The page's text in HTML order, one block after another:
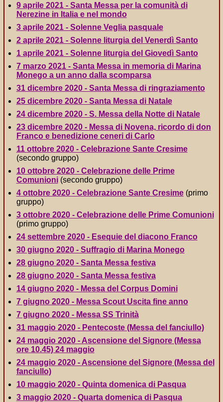
9 aprile 2021 - Santa Messa per la comunità di
Nerezine in Italia e nel mondo
3 aprile 2021 - Solenne Veglia pasquale
2 aprile 2021 - Solenne liturgia del Venerdì Santo
1 aprile 2021 - Solenne liturgia del Giovedì Santo
7 marzo 2021 - Santa Messa in memoria di Marina
Monego a un anno dalla scomparsa
31 dicembre 2020 - Santa Messa di ringraziamento
25 dicembre 2020 - Santa Messa di Natale
24 dicembre 2020 - S. Messa della Notte di Natale
23 dicembre 2020 - Messa di Novena, ricordo di don
Franco e benedizione ceneri di Carlo
11 ottobre 2020 - Celebrazione Sante Cresime
(secondo gruppo)
10 ottobre 2020 - Celebrazione delle Prime
Comunioni(secondo gruppo)
4 ottobre 2020 - Celebrazione Sante Cresime(primo
gruppo)
3 ottobre 2020 - Celebrazione delle Prime Comunioni
(primo gruppo)
24 settembre 2020 - Esequie del diacono Franco
30 giugno 2020 - Suffragio di Marina Monego
28 giugno 2020 - Santa Messa festiva
28 giugno 2020 - Santa Messa festiva
14 giugno 2020 - Messa del Corpus Domini
7 giugno 2020 - Messa Scout Uscita fine anno
7 giugno 2020 - Messa SS Trinità
31 maggio 2020 - Pentecoste (Messa del fanciullo)
24 maggio 2020 - Ascensione del Signore (Messa
ore 10.45) 24 maggio
24 maggio 2020 - Ascensione del Signore (Messa del
fanciullo)
10 maggio 2020 - Quinta domenica di Pasqua
3 maggio 2020 - Quarta domenica di Pasqua